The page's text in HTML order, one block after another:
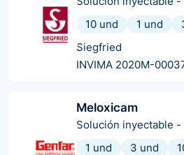
10 und
1 und
Siegfried
INVIMA 2020M-
Meloxicam
Solución inyectable -
1 und
3 und